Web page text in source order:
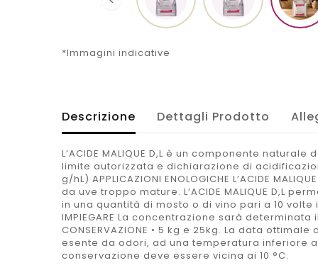
*Immagini indicative
Descrizione Dettagli Prodotto
L’ACIDE MALIQUE D,L è un componente
limite autorizzata e dichiarazione di
g/hL) APPLICAZIONI ENOLOGICHE L’ACIDE
da uve troppo mature. L’ACIDE MALIQUE D,L
in una quantità di mosto o di vino pari a 10
IMPIEGARE La concentrazione sarà
CONSERVAZIONE • 5 kg e 25kg. La data
esente da odori, ad una temperatura inferiore a
conservazione deve essere vicina ai 10 °C.